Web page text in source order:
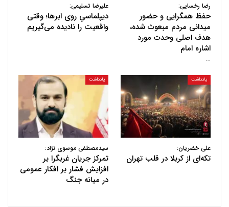
رضا رخسایی:
حفظ همگرایی و حضور
میدانی مردم مبعوث شده،
هدف اصلی وحدت مورد
اشاره امام
…
علیرضا تسلیمی:
دیپلماسیِ روی ابرها؛ وقتی
واقعیت را نادیده می‌گیریم
یادداشت
علی خضریان:
تکه‌ای از کربلا در قلب تهران
یادداشت
سیدمصطفی موسوی نژاد:
تمرکز جریان غربگرا بر
افزایش فشار بر افکار عمومی
در میانه جنگ